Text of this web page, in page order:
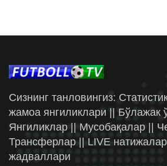
Сизнинг танловингиз:
жамоа янгиликлари || Бўлажак
Янгиликлар || Мусобақалар ||
Трансферлар || LIVE
жадваллари